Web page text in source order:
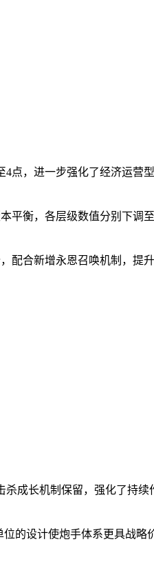
点，进一步强化了经济运营型
衡，各层级数值分别下调至
配合新增永恩召唤机制，提
成长机制保留，强化了持续
的设计使炮手体系更具战略